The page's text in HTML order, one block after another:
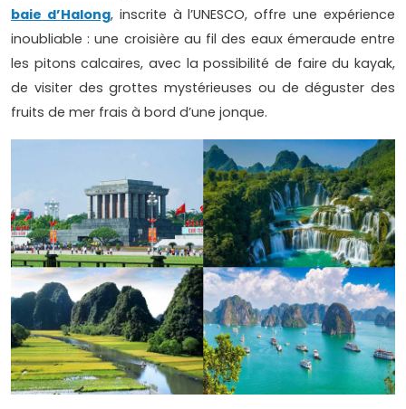
baie d’Halong, inscrite à l’UNESCO, offre une expérience
inoubliable : une croisière au fil des eaux émeraude entre
les pitons calcaires, avec la possibilité de faire du kayak,
de visiter des grottes mystérieuses ou de déguster des
fruits de mer frais à bord d’une jonque.